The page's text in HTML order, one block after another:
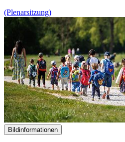
(Plenarsitzung)
Bildinformationen